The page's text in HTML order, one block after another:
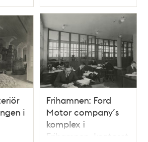
Typ
i
Frihamnen: Ford
Motor company´s
komplex i
Frihamnen, kontoret